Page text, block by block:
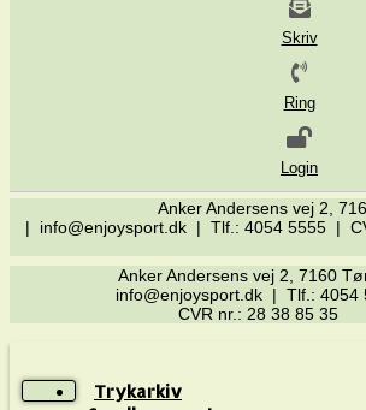
Skriv
Ring
Login
Anker Andersens vej 2,
| info@enjoysport.dk | Tlf.: 4054 5555 |
Anker Andersens vej 2, 7160
info@enjoysport.dk | Tlf.: 4054
CVR nr.: 28 38 85 35
Trykarkiv